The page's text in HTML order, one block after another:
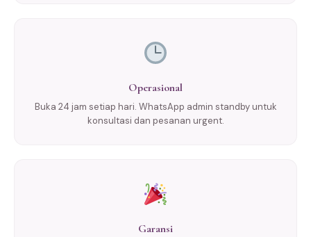
Operasional
Buka 24 jam setiap hari. WhatsApp admin standby untuk
konsultasi dan pesanan urgent.
Garansi